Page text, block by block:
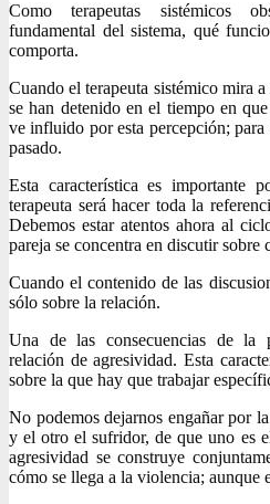
Como terapeutas sistémicos
fundamental del sistema, qué
comporta.
Cuando el terapeuta sistémico mira
se han detenido en el tiempo en
ve influido por esta percepción;
pasado.
Esta característica es importante
terapeuta será hacer toda la
Debemos estar atentos ahora al
pareja se concentra en discutir sobre
Cuando el contenido de las
sólo sobre la relación.
Una de las consecuencias de la
relación de agresividad. Esta
sobre la que hay que trabajar
No podemos dejarnos engañar por
y el otro el sufridor, de que uno es
agresividad se construye
cómo se llega a la violencia; aunque